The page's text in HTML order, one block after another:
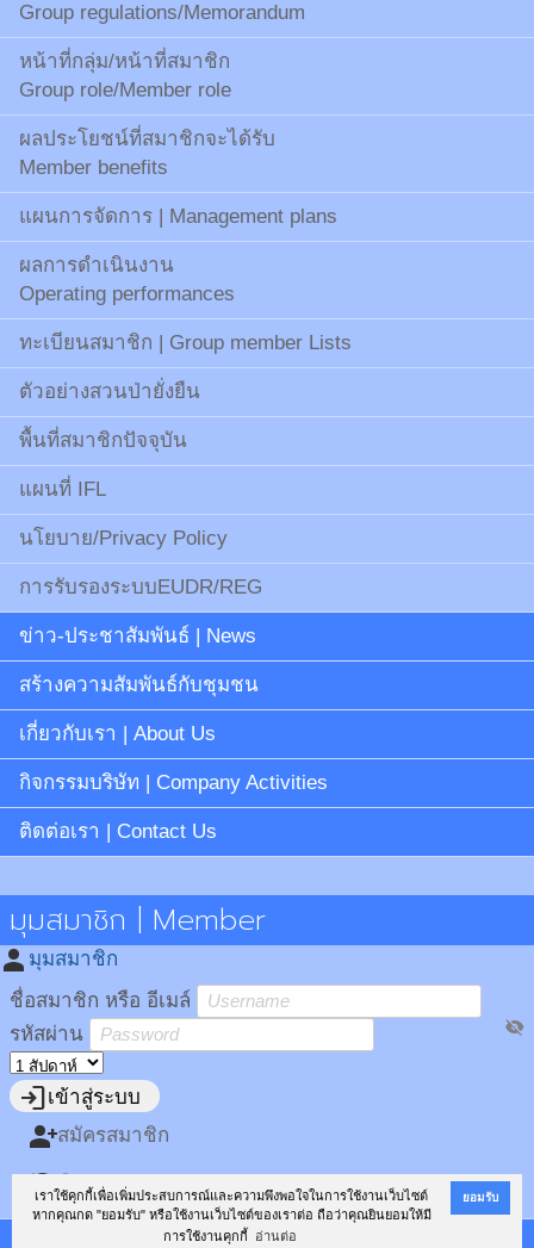
เราใช้คุกกี้เพื่อเพิ่มประสบการณ์และความพึงพอใจในการใช้งานเว็บไซต์
หากคุณกด "ยอมรับ" หรือใช้งานเว็บไซต์ของเราต่อ ถือว่าคุณยินยอมให้มี
การใช้งานคุกกี้
อ่านต่อ
ยอมรับ
Group regulations/Memorandum
หน้าที่กลุ่ม/หน้าที่สมาชิก
Group role/Member role
ผลประโยชน์ที่สมาชิกจะได้รับ
Member benefits
แผนการจัดการ | Management plans
ผลการดำเนินงาน
Operating performances
ทะเบียนสมาชิก | Group member Lists
ตัวอย่างสวนป่ายั่งยืน
พื้นที่สมาชิกปัจจุบัน
แผนที่ IFL
นโยบาย/Privacy Policy
การรับรองระบบEUDR/REG
ข่าว-ประชาสัมพันธ์ | News
สร้างความสัมพันธ์กับชุมชน
เกี่ยวกับเรา | About Us
กิจกรรมบริษัท | Company Activities
ติดต่อเรา | Contact Us
มุมสมาชิก | Member
person มุมสมาชิก
ชื่อสมาชิก หรือ อีเมล์
รหัสผ่าน
visibility_off
loginเข้าสู่ระบบ
person_addสมัครสมาชิก
restoreลืมรหัสผ่าน?